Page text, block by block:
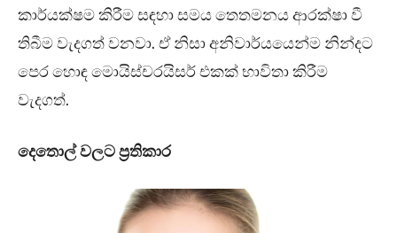
කාර්යක්ෂම කිරීම සඳහා සමය තෙතමනය ආරක්ෂා වී
තිබීම වැදගත් වනවා. ඒ නිසා අනිවාර්යයෙන්ම නින්දට
පෙර හොඳ මොයිස්චරයිසර් එකක් භාවිතා කිරීම
වැදගත්.
දෙතොල් වලට ප්‍රතිකාර